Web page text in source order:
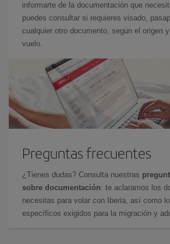
informarte de la documentación que
puedes consultar si requieres visado,
cualquier otro documento, según el origen
vuelo.
Preguntas frecuentes
¿Tienes dudas? Consulta nuestras
sobre documentación: te aclaramos los
necesitas para volar con Iberia, así como
específicos exigidos para la migración y